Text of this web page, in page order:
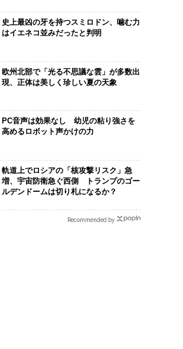
史上最凶の牙を持つスミロドン、噛む力
はイエネコ並みだったと判明
欧州北部で「光る不思議な雲」が多数出
現、正体は美しく珍しい夏の天象
PC音声は効果なし 幼児の粘り強さを
高めるロボット声かけの力
軌道上でロシアの「核攻撃リスク」急
増、宇宙防衛急ぐ西側 トランプのゴー
ルデンドームは切り札になるか？
Recommended by